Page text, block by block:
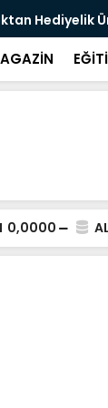
Hediyelik
0,0000